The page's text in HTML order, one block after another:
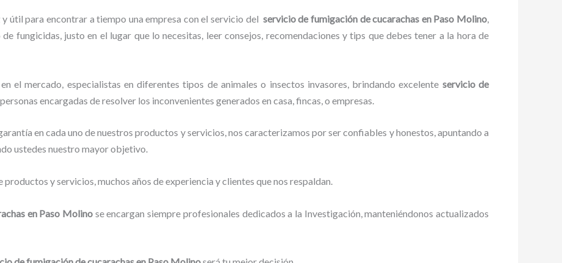
útil para encontrar a tiempo una empresa con el servicio del servicio de fumigación de cucarachas en Paso Molino,
fungicidas, justo en el lugar que lo necesitas, leer consejos, recomendaciones y tips que debes tener a la hora de
el mercado, especialistas en diferentes tipos de animales o insectos invasores, brindando excelente servicio de
personas encargadas de resolver los inconvenientes generados en casa, fincas, o empresas.
en cada uno de nuestros productos y servicios, nos caracterizamos por ser confiables y honestos, apuntando a
ustedes nuestro mayor objetivo.
y servicios, muchos años de experiencia y clientes que nos respaldan.
en Paso Molino se encargan siempre profesionales dedicados a la Investigación, manteniéndonos actualizados